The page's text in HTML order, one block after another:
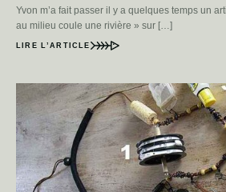
Yvon m’a fait passer il y a quelques temps un
au milieu coule une rivière » sur […]
LIRE L’ARTICLE